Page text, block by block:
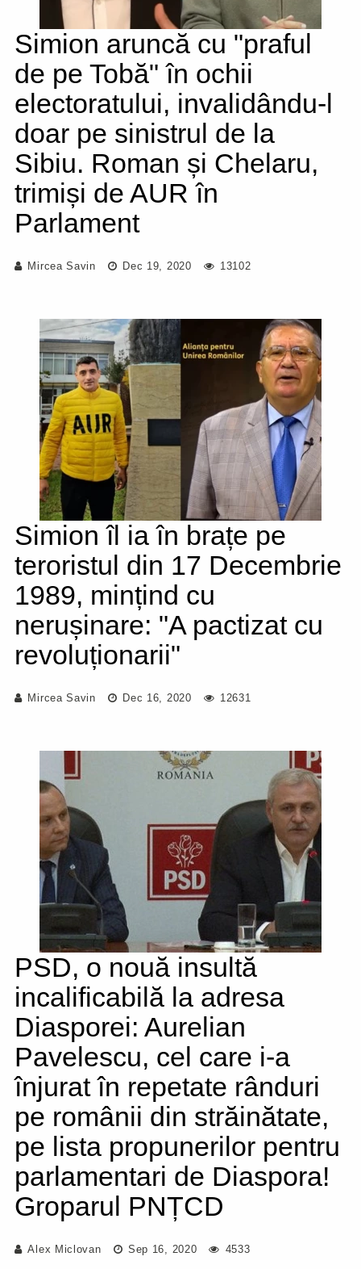
Simion aruncă cu "praful
de pe Tobă" în ochii
electoratului, invalidându-l
doar pe sinistrul de la
Sibiu. Roman și Chelaru,
trimiși de AUR în
Parlament
Mircea Savin Dec 19, 2020 13102
Simion îl ia în brațe pe
teroristul din 17 Decembrie
1989, mințind cu
nerușinare: "A pactizat cu
revoluționarii"
Mircea Savin Dec 16, 2020 12631
PSD, o nouă insultă
incalificabilă la adresa
Diasporei: Aurelian
Pavelescu, cel care i-a
înjurat în repetate rânduri
pe românii din străinătate,
pe lista propunerilor pentru
parlamentari de Diaspora!
Groparul PNȚCD
Alex Miclovan Sep 16, 2020 4533